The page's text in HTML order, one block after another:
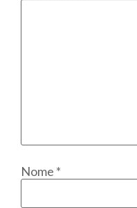
Nome *